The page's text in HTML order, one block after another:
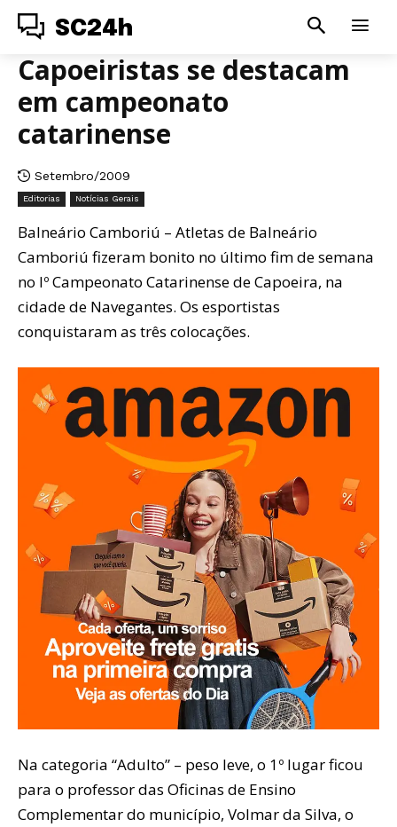
SC24h
Capoeiristas se destacam
em campeonato
catarinense
Setembro/2009
Editorias Notícias Gerais
Balneário Camboriú – Atletas de Balneário
Camboriú fizeram bonito no último fim de semana
no Iº Campeonato Catarinense de Capoeira, na
cidade de Navegantes. Os esportistas
conquistaram as três colocações.
Na categoria “Adulto” – peso leve, o 1º lugar ficou
para o professor das Oficinas de Ensino
Complementar do município, Volmar da Silva, o